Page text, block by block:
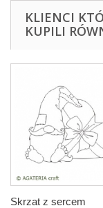
KLIENCI
KUPILI
Skrzat z sercem